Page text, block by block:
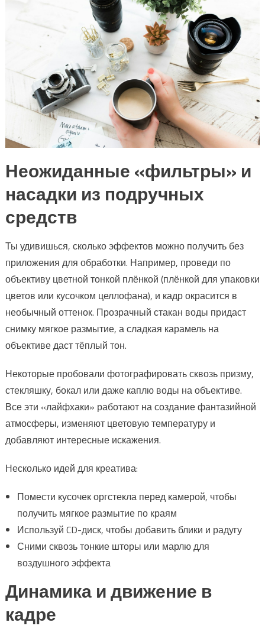
Неожиданные «фильтры» и
насадки из подручных
средств
Ты удивишься, сколько эффектов можно получить без
приложения для обработки. Например, проведи по
объективу цветной тонкой плёнкой (плёнкой для упаковки
цветов или кусочком целлофана), и кадр окрасится в
необычный оттенок. Прозрачный стакан воды придаст
снимку мягкое размытие, а сладкая карамель на
объективе даст тёплый тон.
Некоторые пробовали фотографировать сквозь призму,
стекляшку, бокал или даже каплю воды на объективе.
Все эти «лайфхаки» работают на создание фантазийной
атмосферы, изменяют цветовую температуру и
добавляют интересные искажения.
Несколько идей для креатива:
Помести кусочек оргстекла перед камерой, чтобы
получить мягкое размытие по краям
Используй CD-диск, чтобы добавить блики и радугу
Сними сквозь тонкие шторы или марлю для
воздушного эффекта
Динамика и движение в
кадре